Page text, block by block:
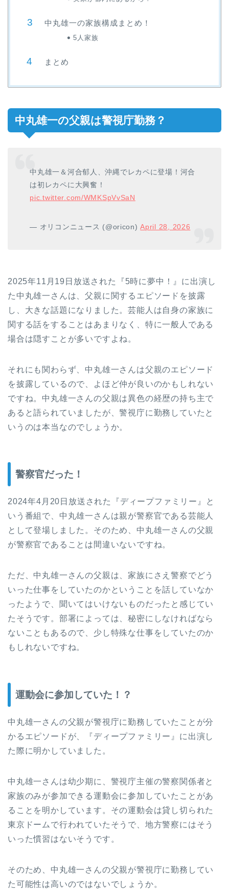
中丸雄一の家族構成まとめ！
5人家族
まとめ
中丸雄一の父親は警視庁勤務？
中丸雄一＆河合郁人、沖縄でレカペに登場！河合
は初レカペに大興奮！
pic.twitter.com/WMKSpVvSaN
— オリコンニュース (@oricon)April 28, 2026
2025年11月19日放送された『5時に夢中！』に出演し
た中丸雄一さんは、父親に関するエピソードを披露
し、大きな話題になりました。芸能人は自身の家族に
関する話をすることはあまりなく、特に一般人である
場合は隠すことが多いですよね。
それにも関わらず、中丸雄一さんは父親のエピソード
を披露しているので、よほど仲が良いのかもしれない
ですね。中丸雄一さんの父親は異色の経歴の持ち主で
あると語られていましたが、警視庁に勤務していたと
いうのは本当なのでしょうか。
警察官だった！
2024年4月20日放送された『ディープファミリー』と
いう番組で、中丸雄一さんは親が警察官である芸能人
として登場しました。そのため、中丸雄一さんの父親
が警察官であることは間違いないですね。
ただ、中丸雄一さんの父親は、家族にさえ警察でどう
いった仕事をしていたのかということを話していなか
ったようで、聞いてはいけないものだったと感じてい
たそうです。部署によっては、秘密にしなければなら
ないこともあるので、少し特殊な仕事をしていたのか
もしれないですね。
運動会に参加していた！？
中丸雄一さんの父親が警視庁に勤務していたことが分
かるエピソードが、『ディープファミリー』に出演し
た際に明かしていました。
中丸雄一さんは幼少期に、警視庁主催の警察関係者と
家族のみが参加できる運動会に参加していたことがあ
ることを明かしています。その運動会は貸し切られた
東京ドームで行われていたそうで、地方警察にはそう
いった慣習はないそうです。
そのため、中丸雄一さんの父親が警視庁に勤務してい
た可能性は高いのではないでしょうか。